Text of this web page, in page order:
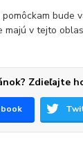
bude
majú v tejto
Zdieľajte